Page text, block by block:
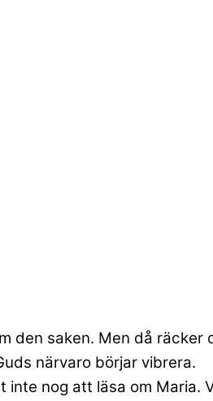
den saken. Men då
närvaro börjar vibrera.
nog att läsa om